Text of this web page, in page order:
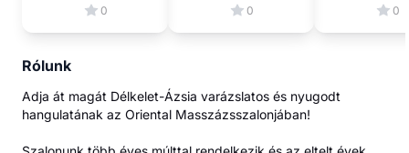
0 0 0
Rólunk
Adja át magát Délkelet-Ázsia varázslatos és nyugodt
hangulatának az Oriental Masszázsszalonjában!